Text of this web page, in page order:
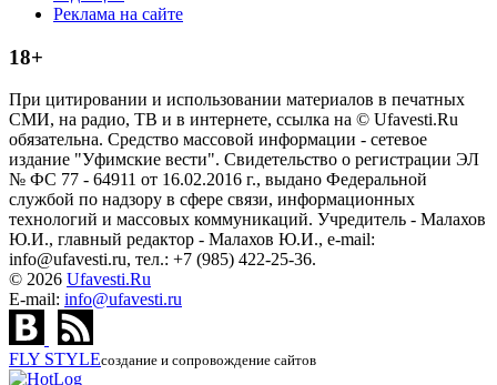
Реклама на сайте
18+
При цитировании и использовании материалов в печатных
СМИ, на радио, ТВ и в интернете, ссылка на © Ufavesti.Ru
обязательна. Средство массовой информации - сетевое
издание "Уфимские вести". Свидетельство о регистрации ЭЛ
№ ФС 77 - 64911 от 16.02.2016 г., выдано Федеральной
службой по надзору в сфере связи, информационных
технологий и массовых коммуникаций. Учредитель - Малахов
Ю.И., главный редактор - Малахов Ю.И., e-mail:
info@ufavesti.ru, тел.: +7 (985) 422-25-36.
© 2026 Ufavesti.Ru
E-mail: info@ufavesti.ru
FLY STYLEсоздание и сопровождение сайтов